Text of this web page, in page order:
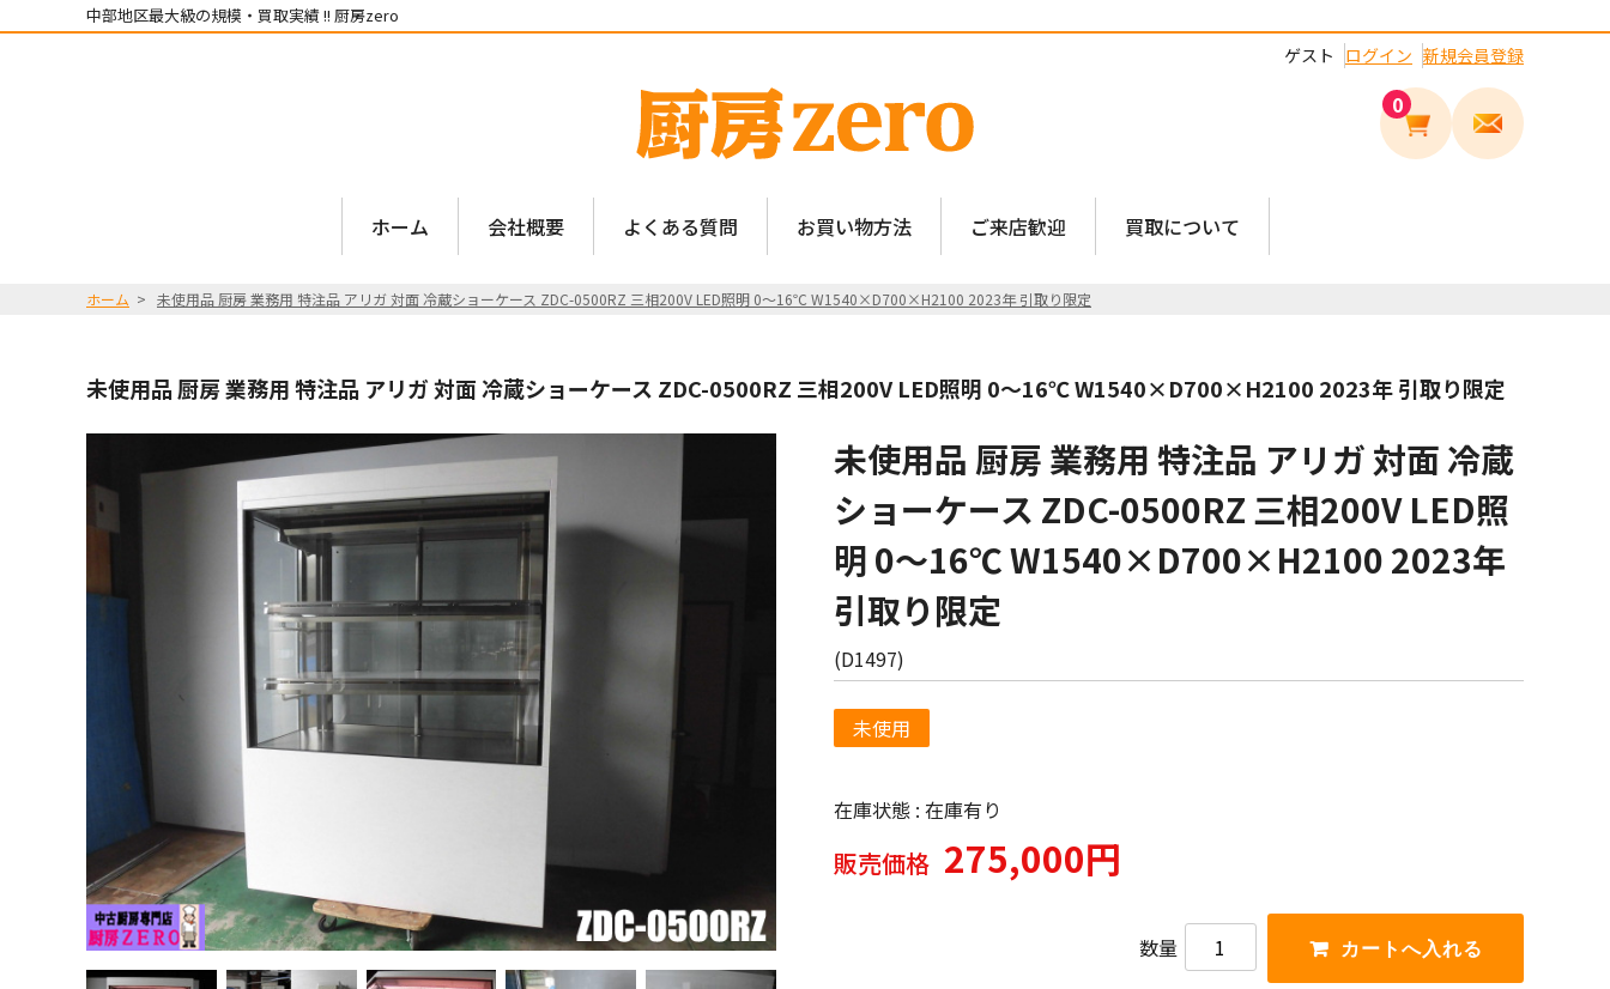
中部地区最大級の規模・買取実績 !! 厨房zero
ゲスト ログイン 新規会員登録
0
ホーム 会社概要 よくある質問 お買い物方法 ご来店歓迎 買取について
ホーム 未使用品 厨房 業務用 特注品 アリガ 対面 冷蔵ショーケース ZDC-0500RZ 三相200V LED照明 0〜16℃ W1540×D700×H2100 2023年 引取り限定
未使用品 厨房 業務用 特注品 アリガ 対面 冷蔵ショーケース ZDC-0500RZ 三相200V LED照明 0〜16℃ W1540×D700×H2100 2023年 引取り限定
未使用品 厨房 業務用 特注品 アリガ 対面 冷蔵
ショーケース ZDC-0500RZ 三相200V LED照
明 0〜16℃ W1540×D700×H2100 2023年
引取り限定
(D1497)
未使用
在庫状態 : 在庫有り
販売価格 275,000円
数量